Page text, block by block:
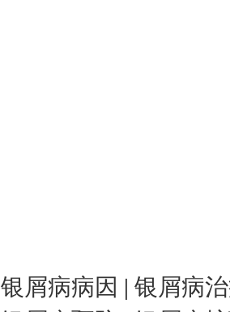
银屑病病因 | 银屑病